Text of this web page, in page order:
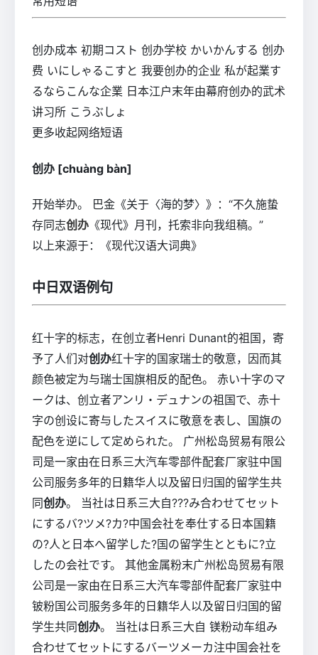
创办成本 初期コスト 创办学校 かいかんする 创办
费 いにしゃるこすと 我要创办的企业 私が起業す
るならこんな企業 日本江户末年由幕府创办的武术
讲习所 こうぶしょ
更多收起网络短语
创办 [chuàng bàn]
开始举办。 巴金《关于〈海的梦〉》：“不久施蛰
存同志创办 《现代》月刊，托索非向我组稿。”
以上来源于：《现代汉语大词典》
中日双语例句
红十字的标志，在创立者Henri Dunant的祖国，寄
予了人们对创办红十字的国家瑞士的敬意，因而其
颜色被定为与瑞士国旗相反的配色。 赤い十字のマ
ークは、创立者アンリ・デュナンの祖国で、赤十
字の创设に寄与したスイスに敬意を表し、国旗の
配色を逆にして定められた。 广州松岛贸易有限公
司是一家由在日系三大汽车零部件配套厂家驻中国
公司服务多年的日籍华人以及留日归国的留学生共
同创办。 当社は日系三大自???み合わせてセット
にするバ?ツメ?カ?中国会社を奉仕する日本国籍
の?人と日本へ留学した?国の留学生とともに?立
したの会社です。 其他金属粉末广州松岛贸易有限
公司是一家由在日系三大汽车零部件配套厂家驻中
铍粉国公司服务多年的日籍华人以及留日归国的留
学生共同创办。 当社は日系三大自 镁粉动车组み
合わせてセットにするバーツメーカ注中国会社を